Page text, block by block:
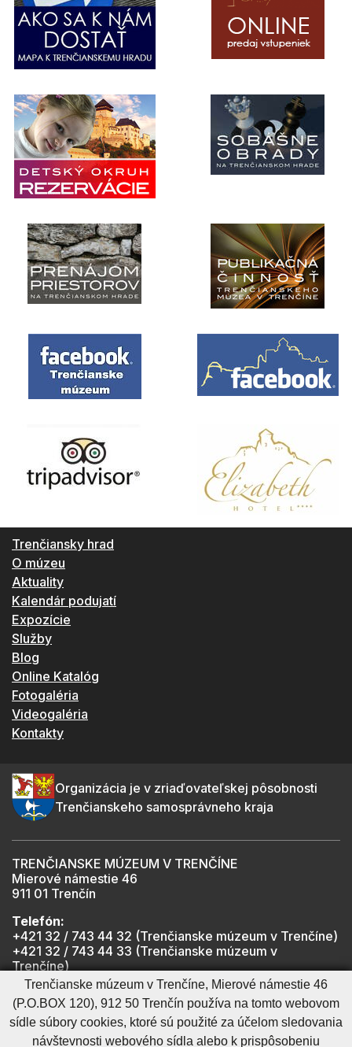
Trenčiansky hrad
O múzeu
Aktuality
Kalendár podujatí
Expozície
Služby
Blog
Online Katalóg
Fotogaléria
Videogaléria
Kontakty
Organizácia je v zriaďovateľskej pôsobnosti
Trenčianskeho samosprávneho kraja
TRENČIANSKE MÚZEUM V TRENČÍNE
Mierové námestie 46
911 01 Trenčín
Telefón:
+421 32 / 743 44 32 (Trenčianske múzeum v Trenčíne)
+421 32 / 743 44 33 (Trenčianske múzeum v
Trenčíne)
+421 901 918 825 (Trenčiansky hrad - informátor -
počas otváracích hodín hradu)
Mapa stránkyRSSCookies nastavenieOchrana osobných údajov
Trenčianske múzeum v Trenčíne, Mierové námestie 46
(P.O.BOX 120), 912 50 Trenčín používa na tomto webovom
sídle súbory cookies, ktoré sú použité za účelom sledovania
návštevnosti webového sídla alebo k prispôsobeniu